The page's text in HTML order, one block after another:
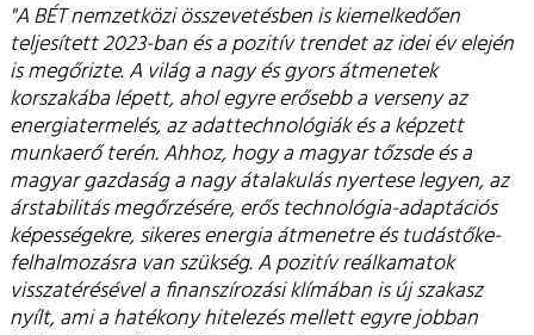
"A BÉT nemzetközi összevetésben is kiemelkedően
teljesített 2023-ban és a pozitív trendet az idei év elején
is megőrizte. A világ a nagy és gyors átmenetek
korszakába lépett, ahol egyre erősebb a verseny az
energiatermelés, az adattechnológiák és a képzett
munkaerő terén. Ahhoz, hogy a magyar tőzsde és a
magyar gazdaság a nagy átalakulás nyertese legyen, az
árstabilitás megőrzésére, erős technológia-adaptációs
képességekre, sikeres energia átmenetre és tudástőke-
felhalmozásra van szükség. A pozitív reálkamatok
visszatérésével a finanszírozási klímában is új szakasz
nyílt, ami a hatékony hitelezés mellett egyre jobban